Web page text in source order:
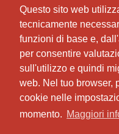
Questo sito web
tecnicamente
funzioni di base e,
per consentire
sull'utilizzo e quindi
web. Nel tuo browser,
cookie nelle
momento. Maggiori
Questo sito web
tecnicamente
funzioni di base e,
per consentire
sull'utilizzo e quindi
web. Nel tuo browser,
cookie nelle
momento. Maggiori
Bewegungskurs |
Mitgliedschaft |
Jahr
Mitgliedschaft |
Monate